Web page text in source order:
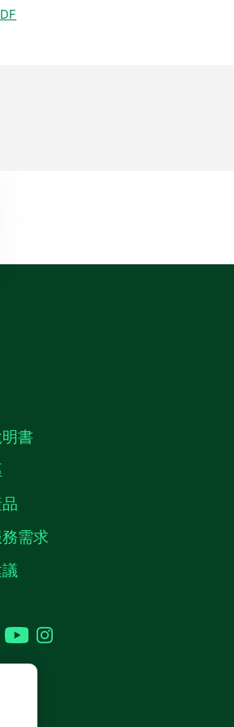
書
需求
YouTubeInstagram